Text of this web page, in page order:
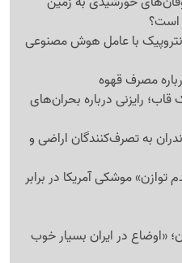
است؟
با عامل هوش مصنوعی
مصرف قهوه
رایزنی درباره بحران‌های
به تصرف‌کنندگان اراضی و
توازن» موشکی آمریکا در برابر
«اوضاع در ایران بسیار خوب